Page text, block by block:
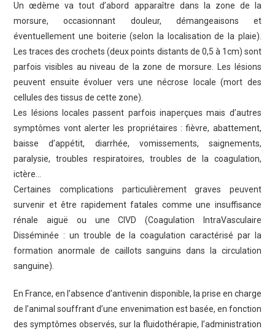
Un œdème va tout d’abord apparaître dans la zone de la
morsure, occasionnant douleur, démangeaisons et
éventuellement une boiterie (selon la localisation de la plaie).
Les traces des crochets (deux points distants de 0,5 à 1cm) sont
parfois visibles au niveau de la zone de morsure. Les lésions
peuvent ensuite évoluer vers une nécrose locale (mort des
cellules des tissus de cette zone).
Les lésions locales passent parfois inaperçues mais d’autres
symptômes vont alerter les propriétaires : fièvre, abattement,
baisse d’appétit, diarrhée, vomissements, saignements,
paralysie, troubles respiratoires, troubles de la coagulation,
ictère…
Certaines complications particulièrement graves peuvent
survenir et être rapidement fatales comme une insuffisance
rénale aiguë ou une CIVD (Coagulation IntraVasculaire
Disséminée : un trouble de la coagulation caractérisé par la
formation anormale de caillots sanguins dans la circulation
sanguine).
En France, en l’absence d’antivenin disponible, la prise en charge
de l’animal souffrant d’une envenimation est basée, en fonction
des symptômes observés, sur la fluidothérapie, l’administration